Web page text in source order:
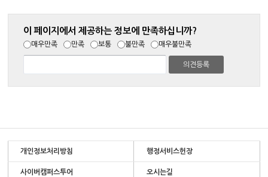
이 페이지에서 제공하는 정보에 만족하십니까?
매우만족 만족 보통 불만족 매우불만족
개인정보처리방침 행정서비스헌장
사이버캠퍼스투어 오시는길